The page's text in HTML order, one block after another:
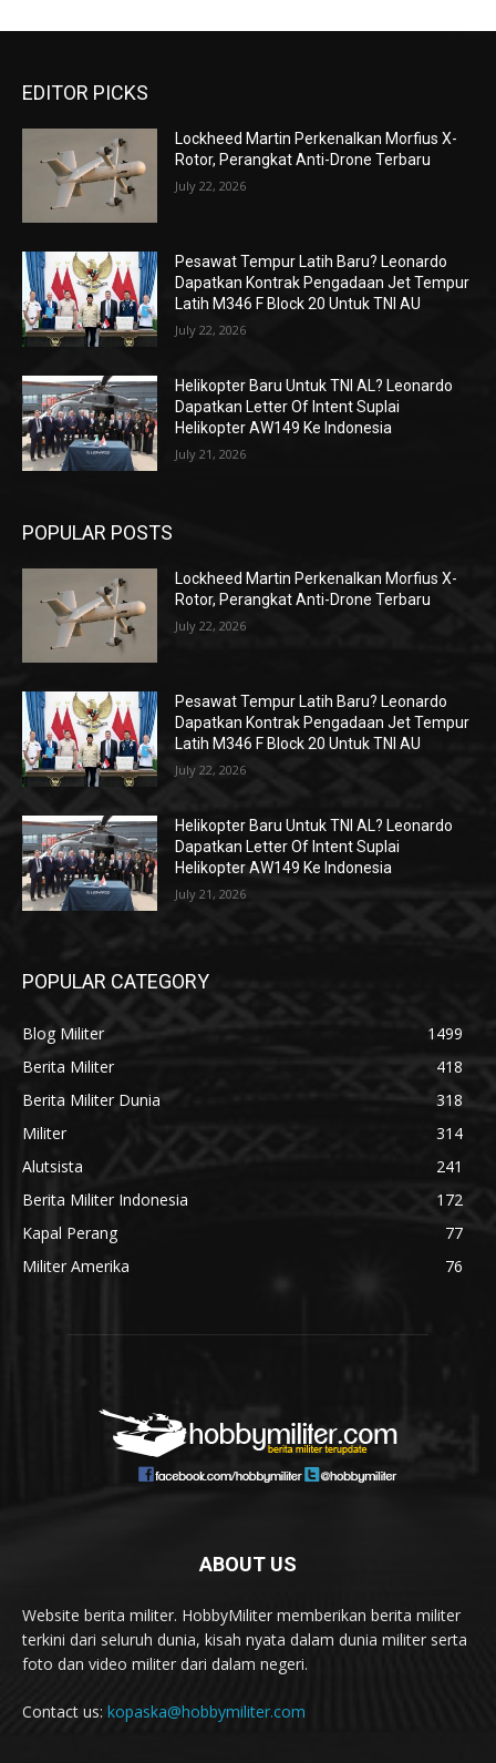
EDITOR PICKS
Lockheed Martin Perkenalkan Morfius X-
Rotor, Perangkat Anti-Drone Terbaru
July 22, 2026
Pesawat Tempur Latih Baru? Leonardo
Dapatkan Kontrak Pengadaan Jet Tempur
Latih M346 F Block 20 Untuk TNI AU
July 22, 2026
Helikopter Baru Untuk TNI AL? Leonardo
Dapatkan Letter Of Intent Suplai
Helikopter AW149 Ke Indonesia
July 21, 2026
POPULAR POSTS
Lockheed Martin Perkenalkan Morfius X-
Rotor, Perangkat Anti-Drone Terbaru
July 22, 2026
Pesawat Tempur Latih Baru? Leonardo
Dapatkan Kontrak Pengadaan Jet Tempur
Latih M346 F Block 20 Untuk TNI AU
July 22, 2026
Helikopter Baru Untuk TNI AL? Leonardo
Dapatkan Letter Of Intent Suplai
Helikopter AW149 Ke Indonesia
July 21, 2026
POPULAR CATEGORY
Blog Militer
1499
Berita Militer
418
Berita Militer Dunia
318
Militer
314
Alutsista
241
Berita Militer Indonesia
172
Kapal Perang
77
Militer Amerika
76
ABOUT US
Website berita militer. HobbyMiliter memberikan berita militer
terkini dari seluruh dunia, kisah nyata dalam dunia militer serta
foto dan video militer dari dalam negeri.
Contact us: kopaska@hobbymiliter.com